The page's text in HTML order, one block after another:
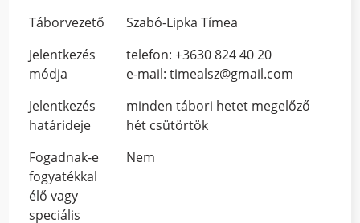
Táborvezető
Szabó-Lipka Tímea
Jelentkezés
módja
telefon: +3630 824 40 20
e-mail: timealsz@gmail.com
Jelentkezés
határideje
minden tábori hetet megelőző
hét csütörtök
Fogadnak-e
fogyatékkal
élő vagy
speciális
Nem